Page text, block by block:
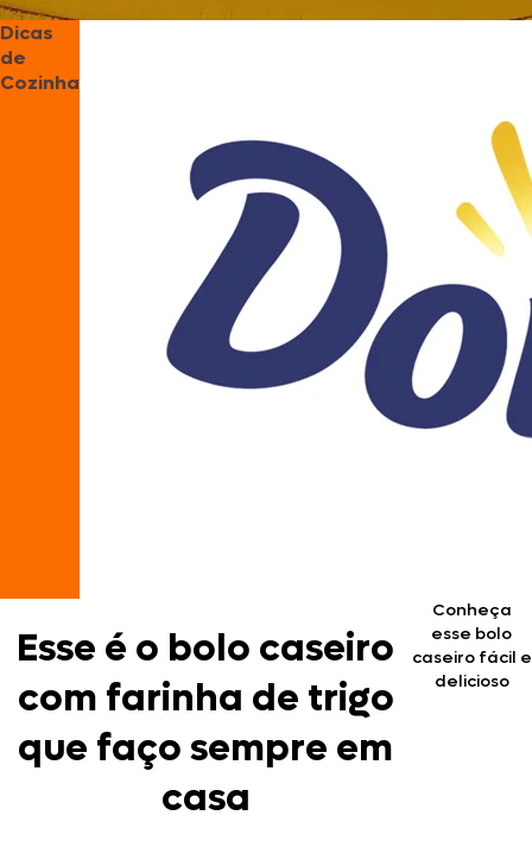
Dicas
de
Cozinha
Esse é o bolo caseiro
com farinha de trigo
que faço sempre em
casa
Conheça
esse bolo
caseiro fácil e
delicioso